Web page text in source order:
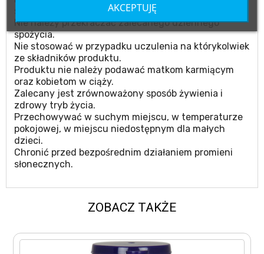
substytut zróżnicowanej diety.
Nie należy przekraczać zalecanego dziennego
spożycia.
Nie stosować w przypadku uczulenia na którykolwiek
ze składników produktu.
Produktu nie należy podawać matkom karmiącym
oraz kobietom w ciąży.
Zalecany jest zrównoważony sposób żywienia i
zdrowy tryb życia.
Przechowywać w suchym miejscu, w temperaturze
pokojowej, w miejscu niedostępnym dla małych
dzieci.
Chronić przed bezpośrednim działaniem promieni
słonecznych.
ZOBACZ TAKŻE
AKCEPTUJĘ